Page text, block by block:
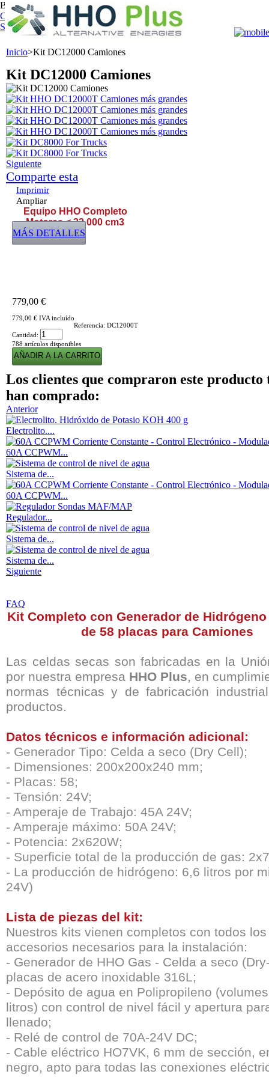
Bienvenido,
Entrar
Carrito: 0 producto productos vacío
Su cuenta
Inicio>Kit DC12000 Camiones
Kit DC12000 Camiones
Siguiente
Comparte esta
Imprimir
Ampliar
Equipo HHO Completo
Motores < 32 000 cm3
MÁS DETALLES
779,00 €
779,00 € IVA incluído
Referencia: DC12000T
Cantidad:
788 artículos disponibles
Los clientes que compraron este producto
han comprado:
Anterior
Electrolito....
60A CCPWM...
Sistema de...
60A CCPWM...
Regulador...
Sistema de...
Sistema de...
Siguiente
FAQ
Kit Completo con Generador de
de 58 placas para Camiones
Las celdas secas son fabricadas en la
por nuestra empresa HHO Plus, en
normas técnicas y de fabricación
productos.
Datos técnicos e información adicional:
- Generador Tipo: Celda a seco (Dry Cell);
- Dimensiones: 200x200x240 mm;
- Placas: 58;
- Tensión: 24V;
- Amperaje de Trabajo: 45A 24V;
- Amperaje máximo: 50A 24V;
- Potencia: 2x620W;
- Superficie total de la producción de gas:
- La producción de hidrógeno: 6,6 litros por
24V)
Lista de piezas del kit:
Nuestros kits vienen completos con todos los
accesorios necesarios para la instalación:
- Generador de HHO Gas - Celda a seco
placas de acero inoxidable 316L;
- Depósito de agua en Polipropileno
litros) con control de nivel fácil y apertura
llenado;
- Relé de control de 70A-24V DC;
- Cable eléctrico HO7VK, 6 mm de sección,
negro, apto para todas las conexiones